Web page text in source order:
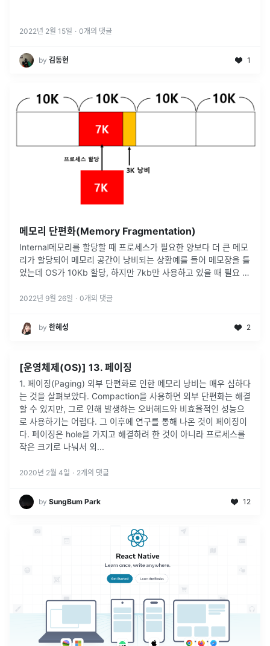
2022년 2월 15일 · 0개의 댓글
by 김동현 1
메모리 단편화(Memory Fragmentation)
Internal메모리를 할당할 때 프로세스가 필요한 양보다 더 큰 메모
리가 할당되어 메모리 공간이 낭비되는 상황예를 들어 메모장을 틀
었는데 OS가 10Kb 할당, 하지만 7kb만 사용하고 있을 때 필요 이
큼...
2022년 9월 26일 · 0개의 댓글
by 한혜성 2
[운영체제(OS)] 13. 페이징
1. 페이징(Paging) 외부 단편화로 인한 메모리 낭비는 매우 심하다
는 것을 살펴보았다. Compaction을 사용하면 외부 단편화는 해결
할 수 있지만, 그로 인해 발생하는 오버헤드와 비효율적인 성능으
로 사용하기는 어렵다. 그 이후에 연구를 통해 나온 것이 페이징이
다. 페이징은 hole을 가지고 해결하려 한 것이 아니라 프로세스를
작은 크기로 나눠서 외...
2020년 2월 4일 · 2개의 댓글
by SungBum Park 12